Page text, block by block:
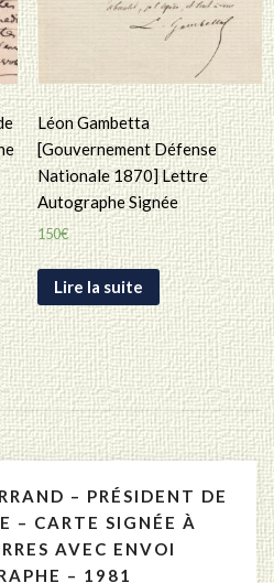
Léon Gambetta
[Gouvernement Défense
Nationale 1870] Lettre
Autographe Signée
150€
Lire la suite
– PRÉSIDENT DE
– CARTE SIGNÉE À
AVEC ENVOI
– 1981